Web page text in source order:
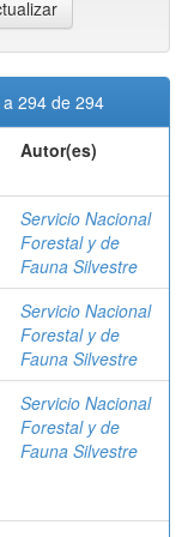
294 de 294
Autor(es)
Servicio Nacional
Forestal y de
Fauna Silvestre
Servicio Nacional
Forestal y de
Fauna Silvestre
Servicio Nacional
Forestal y de
Fauna Silvestre